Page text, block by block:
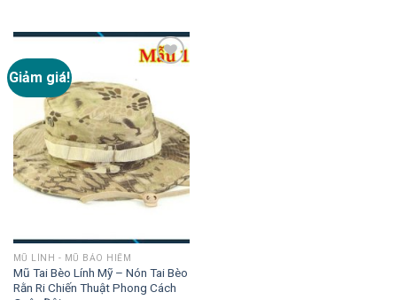
Giảm giá!
wishlist
MŨ LÍNH - MŨ BẢO HIỂM
Mũ Tai Bèo Lính Mỹ – Nón Tai Bèo
Rằn Ri Chiến Thuật Phong Cách